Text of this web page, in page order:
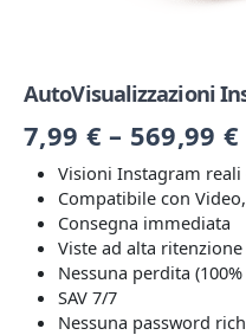
AutoVisualizzazioni
7,99 € – 569,99 €
Visioni Instagram
Compatibile con
Consegna immediata
Viste ad alta
Nessuna perdita
SAV 7/7
Nessuna password